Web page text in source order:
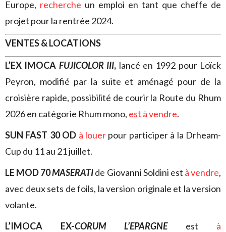
Europe, recherche un emploi en tant que cheffe de
projet pour la rentrée 2024.
VENTES & LOCATIONS
L’EX IMOCA FUJICOLOR III, lancé en 1992 pour Loïck
Peyron, modifié par la suite et aménagé pour de la
croisière rapide, possibilité de courir la Route du Rhum
2026 en catégorie Rhum mono, est à vendre.
SUN FAST 30 OD à louer pour participer à la Drheam-
Cup du 11 au 21 juillet.
LE MOD 70MASERATIde Giovanni Soldini est à vendre,
avec deux sets de foils, la version originale et la version
volante.
L’IMOCA EX-CORUM L’EPARGNEest à